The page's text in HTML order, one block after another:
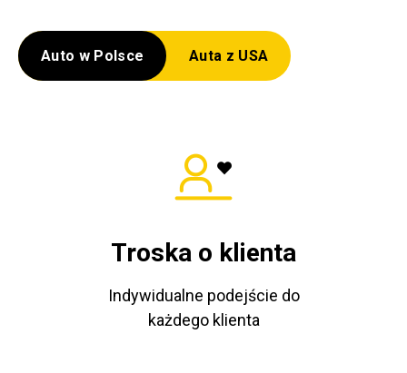
Auto w Polsce Auta z USA
Troska o klienta
Indywidualne podejście do
każdego klienta